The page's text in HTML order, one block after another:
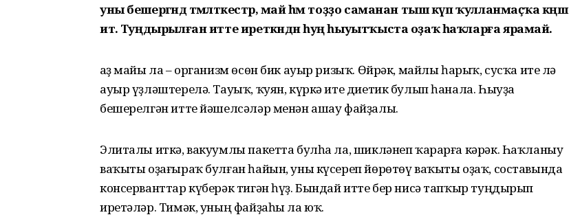
уны бешергәндә тәмләткестәр, май һәм тоҙҙо саманан тыш күп ҡулланмаҫҡа кәңәш
итә. Туңдырылған итте иреткәндән һуң һыуытҡыста оҙаҡ һаҡларға ярамай.
Ҡаҙ майы ла – организм өсөн бик ауыр ризыҡ. Өйрәк, майлы һарыҡ, сусҡа ите лә
ауыр үҙләштерелә. Тауыҡ, ҡуян, күркә ите диетик булып һанала. Һыуҙа
бешерелгән итте йәшелсәләр менән ашау файҙалы.
Элиталы иткә, вакуумлы пакетта булһа ла, шикләнеп ҡарарға кәрәк. Һаҡланыу
ваҡыты оҙағыраҡ булған һайын, уны күсереп йөрөтөү ваҡыты оҙаҡ, составында
консерванттар күберәк тигән һүҙ. Бындай итте бер нисә тапҡыр туңдырып
иретәләр. Тимәк, уның файҙаһы ла юҡ.